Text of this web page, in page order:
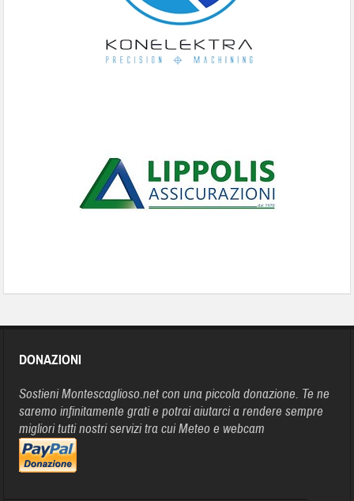
DONAZIONI
Sostieni Montescaglioso.net con una piccola donazione. Te ne
saremo infinitamente grati e potrai aiutarci a rendere sempre
migliori tutti nostri servizi tra cui Meteo e webcam